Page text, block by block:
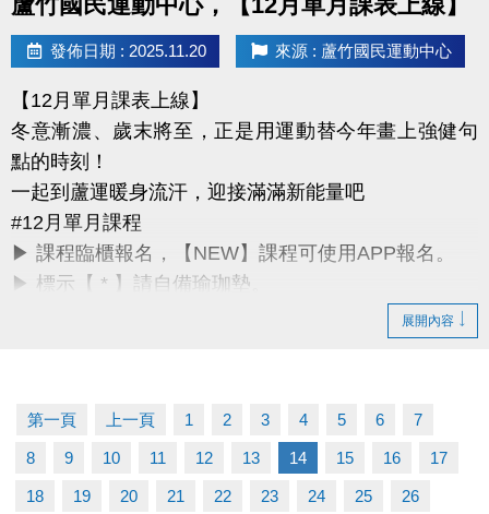
祝大家 2026 開運動起、好事連連！
發佈日期 : 2025.11.20 來源 : 蘆竹國民運動中心
【12月單月課表上線】
冬意漸濃、歲末將至，正是用運動替今年畫上強健句
點的時刻！
一起到蘆運暖身流汗，迎接滿滿新能量吧
#12月單月課程
▶ 課程臨櫃報名，【NEW】課程可使用APP報名。
▶ 標示【 * 】請自備瑜珈墊。
▶ 上課請穿著運動服裝，並攜帶毛巾、水。
▶ 若因人數不足無法開班，將於開課前通知，並請持
原信用卡、繳費憑證及發票至本中心辦理退費。
冬日不偷懶，12月一起動起來！
展開內容
第一頁 上一頁 1 2 3 4 5 6 7
8 9 10 11 12 13 14 15 16 17
18 19 20 21 22 23 24 25 26